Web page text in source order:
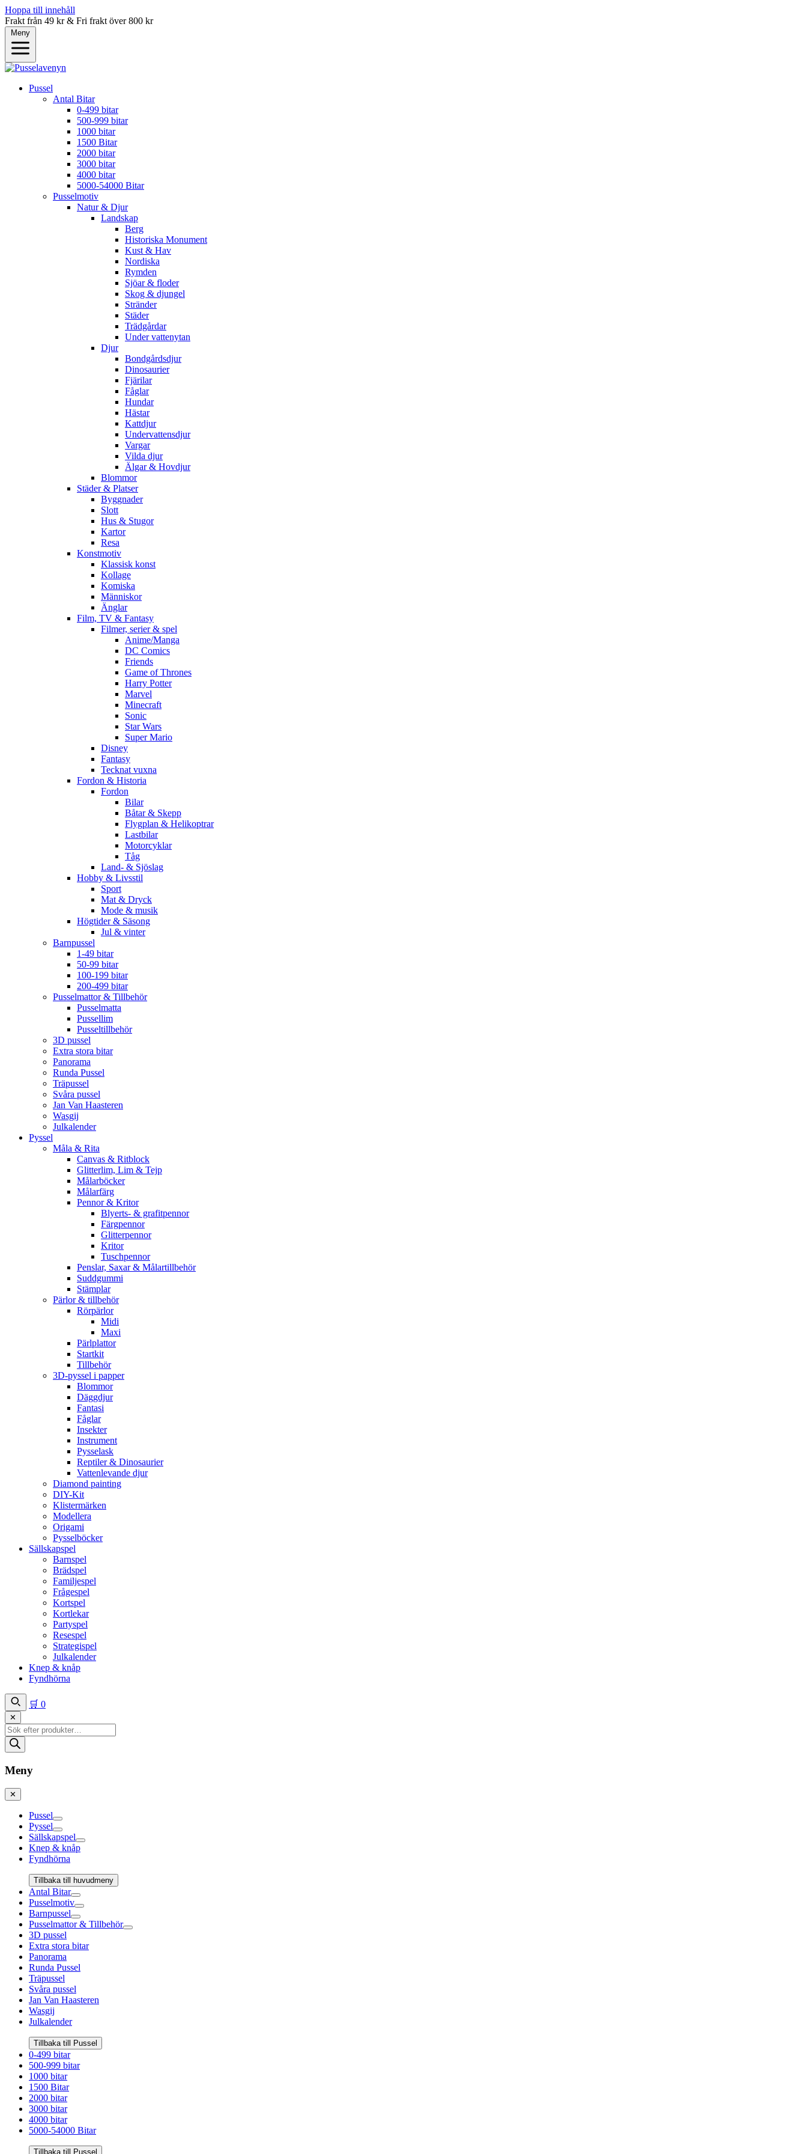
Hoppa till innehåll
Frakt från 49 kr & Fri frakt över 800 kr
Meny
Pussel
Antal Bitar
0-499 bitar
500-999 bitar
1000 bitar
1500 Bitar
2000 bitar
3000 bitar
4000 bitar
5000-54000 Bitar
Pusselmotiv
Natur & Djur
Landskap
Berg
Historiska Monument
Kust & Hav
Nordiska
Rymden
Sjöar & floder
Skog & djungel
Stränder
Städer
Trädgårdar
Under vattenytan
Djur
Bondgårdsdjur
Dinosaurier
Fjärilar
Fåglar
Hundar
Hästar
Kattdjur
Undervattensdjur
Vargar
Vilda djur
Älgar & Hovdjur
Blommor
Städer & Platser
Byggnader
Slott
Hus & Stugor
Kartor
Resa
Konstmotiv
Klassisk konst
Kollage
Komiska
Människor
Änglar
Film, TV & Fantasy
Filmer, serier & spel
Anime/Manga
DC Comics
Friends
Game of Thrones
Harry Potter
Marvel
Minecraft
Sonic
Star Wars
Super Mario
Disney
Fantasy
Tecknat vuxna
Fordon & Historia
Fordon
Bilar
Båtar & Skepp
Flygplan & Helikoptrar
Lastbilar
Motorcyklar
Tåg
Land- & Sjöslag
Hobby & Livsstil
Sport
Mat & Dryck
Mode & musik
Högtider & Säsong
Jul & vinter
Barnpussel
1-49 bitar
50-99 bitar
100-199 bitar
200-499 bitar
Pusselmattor & Tillbehör
Pusselmatta
Pussellim
Pusseltillbehör
3D pussel
Extra stora bitar
Panorama
Runda Pussel
Träpussel
Svåra pussel
Jan Van Haasteren
Wasgij
Julkalender
Pyssel
Måla & Rita
Canvas & Ritblock
Glitterlim, Lim & Tejp
Målarböcker
Målarfärg
Pennor & Kritor
Blyerts- & grafitpennor
Färgpennor
Glitterpennor
Kritor
Tuschpennor
Penslar, Saxar & Målartillbehör
Suddgummi
Stämplar
Pärlor & tillbehör
Rörpärlor
Midi
Maxi
Pärlplattor
Startkit
Tillbehör
3D-pyssel i papper
Blommor
Däggdjur
Fantasi
Fåglar
Insekter
Instrument
Pysselask
Reptiler & Dinosaurier
Vattenlevande djur
Diamond painting
DIY-Kit
Klistermärken
Modellera
Origami
Pysselböcker
Sällskapspel
Barnspel
Brädspel
Familjespel
Frågespel
Kortspel
Kortlekar
Partyspel
Resespel
Strategispel
Julkalender
Knep & knåp
Fyndhörna
🛒 0
✕
Produktsökning
Meny
✕
Pussel
Pyssel
Sällskapspel
Knep & knåp
Fyndhörna
Tillbaka till huvudmeny
Antal Bitar
Pusselmotiv
Barnpussel
Pusselmattor & Tillbehör
3D pussel
Extra stora bitar
Panorama
Runda Pussel
Träpussel
Svåra pussel
Jan Van Haasteren
Wasgij
Julkalender
Tillbaka till Pussel
0-499 bitar
500-999 bitar
1000 bitar
1500 Bitar
2000 bitar
3000 bitar
4000 bitar
5000-54000 Bitar
Tillbaka till Pussel